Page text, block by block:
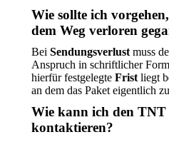
Wie sollte ich
dem Weg verloren
Bei Sendungsverlust muss
Anspruch in schriftlicher
hierfür festgelegte Frist liegt
an dem das Paket eigentlich
Wie kann ich den TNT
kontaktieren?